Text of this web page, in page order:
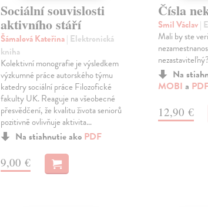
Sociální souvislosti
aktivního stáří
Šámalová Kateřina| Elektronická
kniha
Kolektivní monografie je výsledkem
výzkumné práce autorského týmu
katedry sociální práce Filozofické
fakulty UK. Reaguje na všeobecné
přesvědčení, že kvalitu života seniorů
pozitivně ovlivňuje aktivita…
Na stiahnutie ako PDF
9,00 €
Čísla
Smil Václav|
Mali by ste
nezastaviteľný?
Na
MOBI a
12,90 €